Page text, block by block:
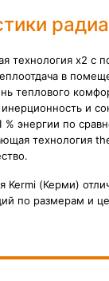
технология х2 с
в
теплового
и
% энергии по
технология
Kermi (Керми)
по размерам и